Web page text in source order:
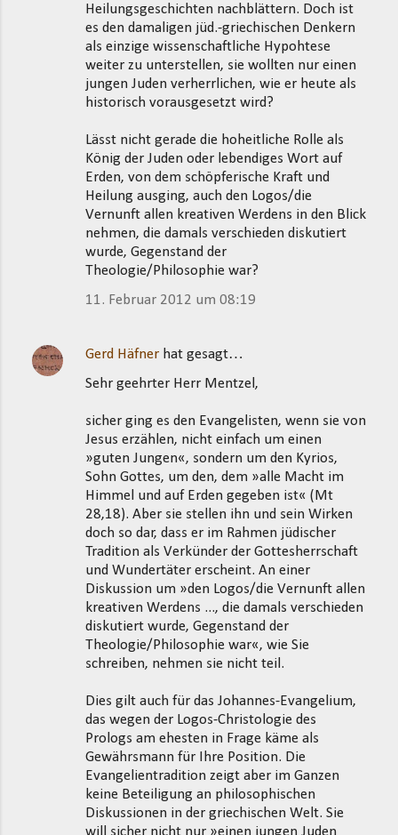
Heilungsgeschichten nachblättern. Doch ist
es den damaligen jüd.-griechischen Denkern
als einzige wissenschaftliche Hypohtese
weiter zu unterstellen, sie wollten nur einen
jungen Juden verherrlichen, wie er heute als
historisch vorausgesetzt wird?
Lässt nicht gerade die hoheitliche Rolle als
König der Juden oder lebendiges Wort auf
Erden, von dem schöpferische Kraft und
Heilung ausging, auch den Logos/die
Vernunft allen kreativen Werdens in den Blick
nehmen, die damals verschieden diskutiert
wurde, Gegenstand der
Theologie/Philosophie war?
11. Februar 2012 um 08:19
Gerd Häfner hat gesagt…
Sehr geehrter Herr Mentzel,
sicher ging es den Evangelisten, wenn sie von
Jesus erzählen, nicht einfach um einen
»guten Jungen«, sondern um den Kyrios,
Sohn Gottes, um den, dem »alle Macht im
Himmel und auf Erden gegeben ist« (Mt
28,18). Aber sie stellen ihn und sein Wirken
doch so dar, dass er im Rahmen jüdischer
Tradition als Verkünder der Gottesherrschaft
und Wundertäter erscheint. An einer
Diskussion um »den Logos/die Vernunft allen
kreativen Werdens ..., die damals verschieden
diskutiert wurde, Gegenstand der
Theologie/Philosophie war«, wie Sie
schreiben, nehmen sie nicht teil.
Dies gilt auch für das Johannes-Evangelium,
das wegen der Logos-Christologie des
Prologs am ehesten in Frage käme als
Gewährsmann für Ihre Position. Die
Evangelientradition zeigt aber im Ganzen
keine Beteiligung an philosophischen
Diskussionen in der griechischen Welt. Sie
will sicher nicht nur »einen jungen Juden